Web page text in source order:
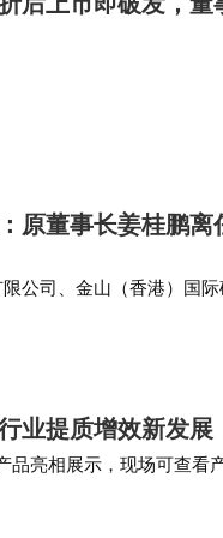
原董事长姜桂鹏
公司、金山（香港）国
人…
业提质增效新发展
亮相展示，现场可查看
交流，共话定日镜智能